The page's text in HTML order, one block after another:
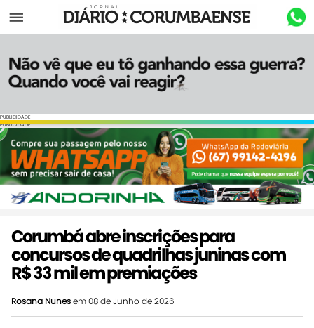
Menu
PUBLICIDADE
PUBLICIDADE
Corumbá abre inscrições para
concursos de quadrilhas juninas com
R$ 33 mil em premiações
Rosana Nunesem 08 de Junho de 2026